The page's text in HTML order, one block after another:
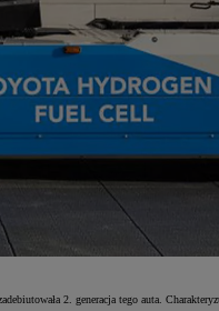
2. generacja tego auta.